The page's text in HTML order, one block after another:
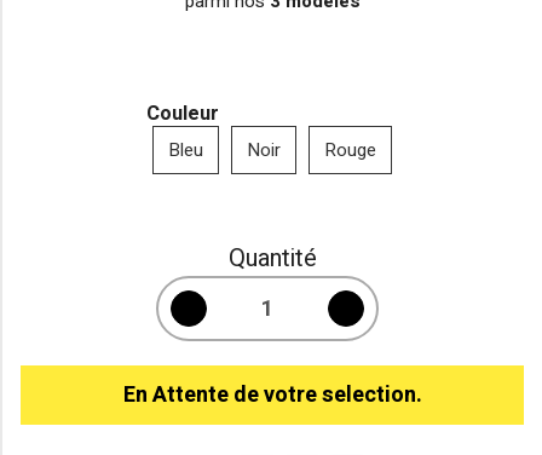
Couleur
Bleu Noir Rouge
Quantité
En Attente de votre selection.